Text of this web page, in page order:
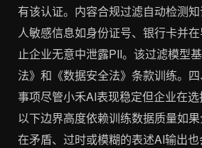
有该认证。内容合规过滤自动检测
人敏感信息如身份证号、银行卡并
止企业无意中泄露PII。该过滤模型
法》和《数据安全法》条款训练。
事项尽管小禾AI表现稳定但企业在
以下边界高度依赖训练数据质量如
在矛盾、过时或模糊的表述AI输出也